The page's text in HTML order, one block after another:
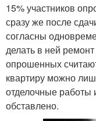
15% участников
сразу же после
согласны
делать в ней
опрошенных
квартиру можно
отделочные работы
обставлено.